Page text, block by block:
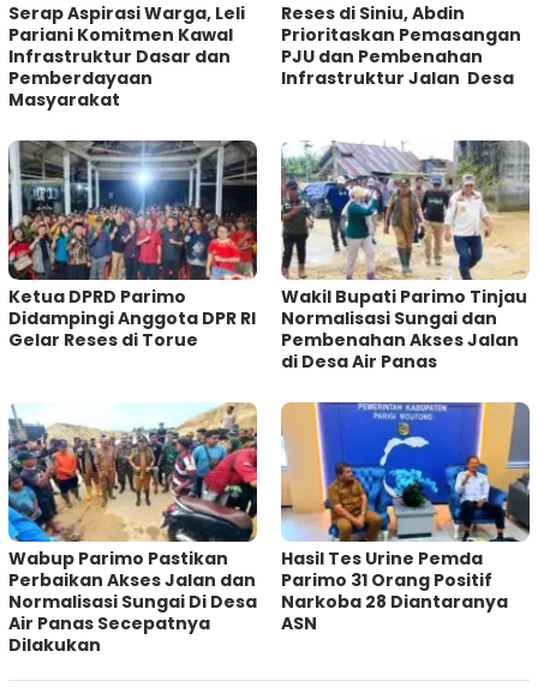
Serap Aspirasi Warga, Leli
Pariani Komitmen Kawal
Infrastruktur Dasar dan
Pemberdayaan
Masyarakat
Reses di Siniu, Abdin
Prioritaskan Pemasangan
PJU dan Pembenahan
Infrastruktur Jalan Desa
Ketua DPRD Parimo
Didampingi Anggota DPR RI
Gelar Reses di Torue
Wakil Bupati Parimo Tinjau
Normalisasi Sungai dan
Pembenahan Akses Jalan
di Desa Air Panas
Wabup Parimo Pastikan
Perbaikan Akses Jalan dan
Normalisasi Sungai Di Desa
Air Panas Secepatnya
Dilakukan
Hasil Tes Urine Pemda
Parimo 31 Orang Positif
Narkoba 28 Diantaranya
ASN